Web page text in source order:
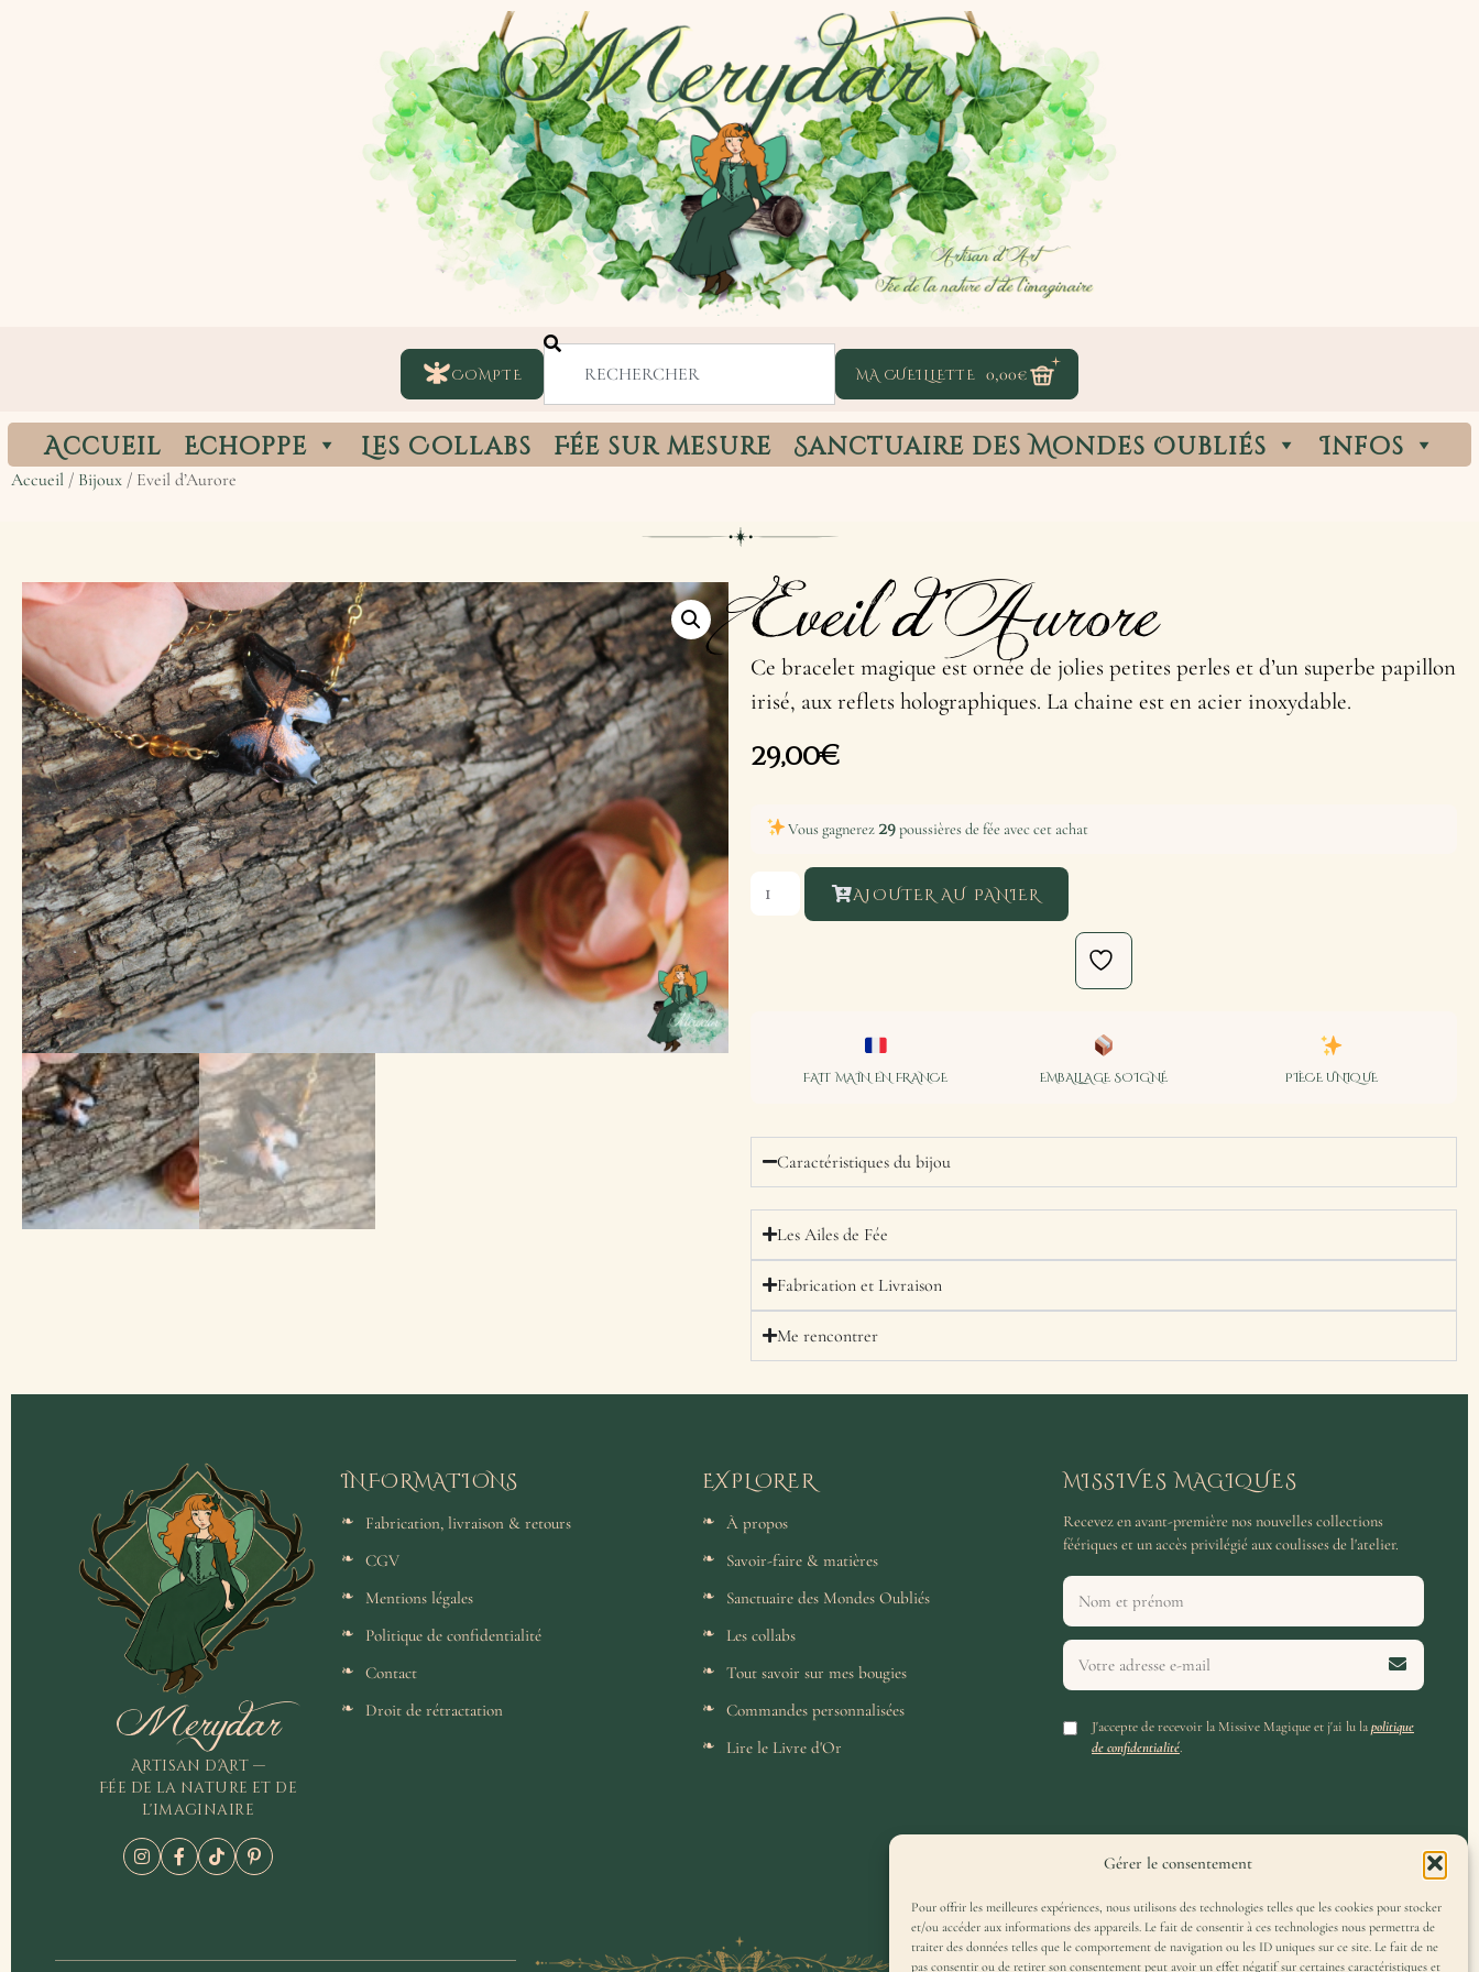
Gérer le consentement
Pour offrir les meilleures expériences, nous utilisons des technologies telles que les cookies pour stocker
et/ou accéder aux informations des appareils. Le fait de consentir à ces technologies nous permettra de
traiter des données telles que le comportement de navigation ou les ID uniques sur ce site. Le fait de ne
pas consentir ou de retirer son consentement peut avoir un effet négatif sur certaines caractéristiques et
COMPTE 0,00€
Accueil Echoppe Les Collabs Fée sur mesure Sanctuaire des Mondes Oubliés Infos
Accueil / Bijoux / Eveil d’Aurore
Eveil d’Aurore
Ce bracelet magique est ornée de jolies petites perles et d’un superbe papillon
irisé, aux reflets holographiques. La chaine est en acier inoxydable.
29,00€
Vous gagnerez 29poussières de fée avec cet achat
AJOUTER AU PANIER
FAIT MAIN EN FRANCE EMBALLAGE SOIGNÉ PIÈCE UNIQUE
Caractéristiques du bijou
Les Ailes de Fée
Fabrication et Livraison
Me rencontrer
Merydar
Artisan d'Art —
Fée de la nature et de
l'imaginaire
INFORMATIONS
Fabrication, livraison & retours
CGV
Mentions légales
Politique de confidentialité
Contact
Droit de rétractation
EXPLORER
À propos
Savoir-faire & matières
Sanctuaire des Mondes Oubliés
Les collabs
Tout savoir sur mes bougies
Commandes personnalisées
Lire le Livre d'Or
MISSIVES MAGIQUES
Recevez en avant-première nos nouvelles collections
féériques et un accès privilégié aux coulisses de l'atelier.
J'accepte de recevoir la Missive Magique et j'ai lu lapolitique
de confidentialité.